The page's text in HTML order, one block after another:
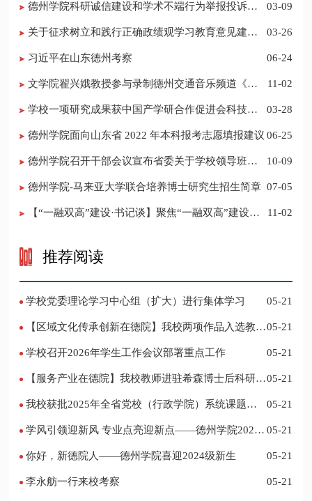
德州学院科研诚信建设和学术不端行为举报投诉电
03-09
03-26
习近平在山东德州考察 06-24
​文学院翟兴娥教授参与录制德州交通音乐频道《科
11-02
学校一项研究成果获中国产学研合作促进会科技创
03-28
德州学院面向山东省 2022 年本科报考志愿填报建议 06-25
​德州学院召开干部会议宣布省委关于学校领导班子
10-09
德州学院-马来亚大学联合培养博士研究生招生简章 07-05
11-02
推荐阅读
学校党委理论学习中心组（扩大）进行集体学习 05-21
05-21
学校召开2026年学生工作会议部署重点工作 05-21
05-21
我校获批2025年全省党校（行政学院）系统课题立
05-21
学风引领迎新风 专业点亮迎新点——德州学院2024
05-21
你好，新德院人——德州学院喜迎2024级新生 05-21
李永舫一行来校考察 05-21